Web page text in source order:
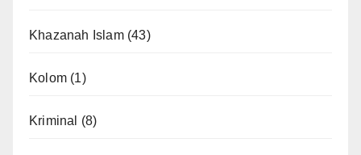
Khazanah Islam(43)
Kolom (1)
Kriminal (8)